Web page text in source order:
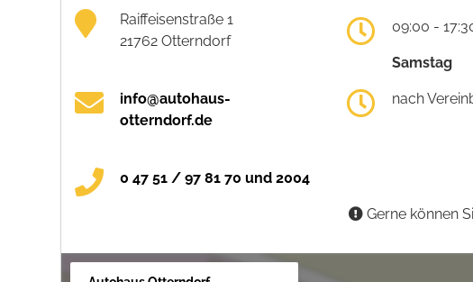
Raiffeisenstraße 1
21762 Otterndorf
info@autohaus-
otterndorf.de
0 47 51 / 97 81 70 und 2004
09:00 -
Samstag
nach
Gerne können